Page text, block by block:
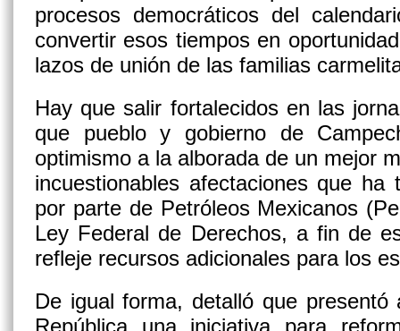
procesos democráticos del
convertir esos tiempos en
lazos de unión de las familias
Hay que salir fortalecidos en las
que pueblo y gobierno de
optimismo a la alborada de un mejor
incuestionables afectaciones que ha
por parte de Petróleos Mexicanos
Ley Federal de Derechos, a fin de
refleje recursos adicionales para los
De igual forma, detalló que
República una iniciativa para